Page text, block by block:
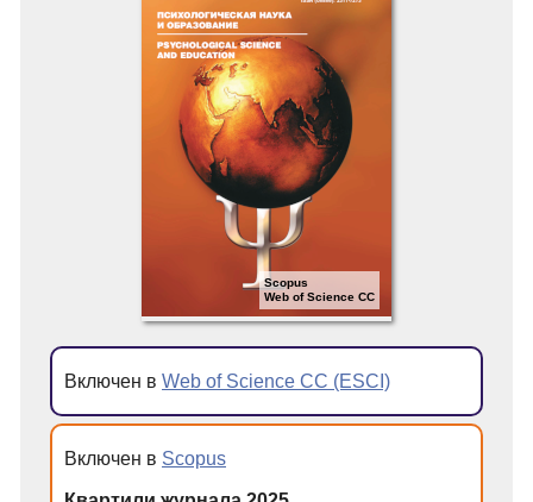
Scopus
Web of Science CC
Включен в Web of Science CC (ESCI)
Включен в Scopus